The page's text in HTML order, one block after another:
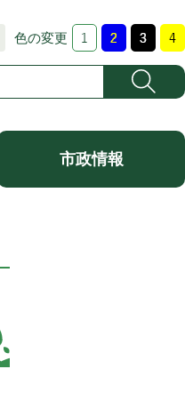
色の変更
市政情報